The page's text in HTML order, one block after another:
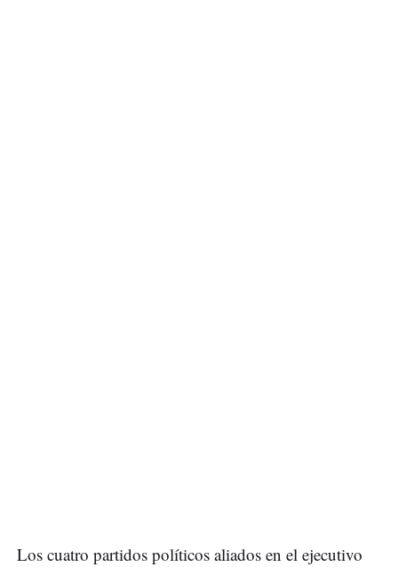
Los cuatro partidos políticos aliados en el ejecutivo